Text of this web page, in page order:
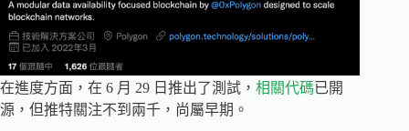
在進度方面，在 6 月 29 日推出了測試， 相關代碼已開
源，但推特關注不到兩千，尚屬早期。